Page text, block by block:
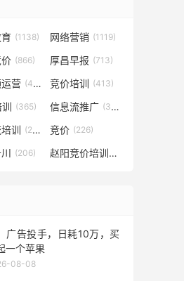
(1138) 网络营销 (1119)
(866) 厚昌早报 (713)
营 (431) 竞价培训 (413)
训 (365) 信息流推广 (350)
训 (281) 竞价 (226)
(206) 赵阳竞价培训(194)
广告投手，日耗10万，买
一个苹果
08-08